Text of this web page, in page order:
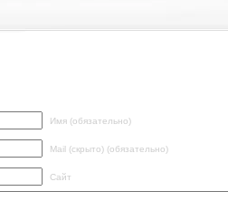
Имя (обязательно)
Mail (скрыто) (обязательно)
Сайт